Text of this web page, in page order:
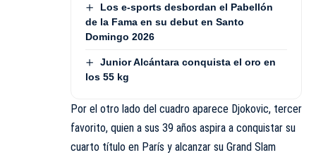
Los e-sports desbordan el Pabellón
de la Fama en su debut en Santo
Domingo 2026
Junior Alcántara conquista el oro en
los 55 kg
Por el otro lado del cuadro aparece Djokovic, tercer
favorito, quien a sus 39 años aspira a conquistar su
cuarto título en París y alcanzar su Grand Slam